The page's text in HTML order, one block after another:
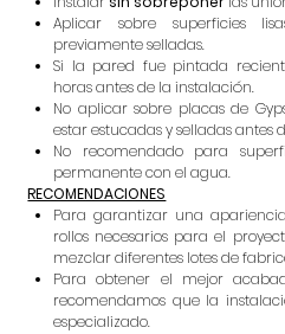
Aplicar sobre superficies
previamente selladas.
Si la pared fue pintada
horas antes de la instalación.
No aplicar sobre placas de
estar estucadas y selladas antes
No recomendado para
permanente con el agua.
RECOMENDACIONES
Para garantizar una
rollos necesarios para el
mezclar diferentes lotes de
Para obtener el mejor
recomendamos que la
especializado.